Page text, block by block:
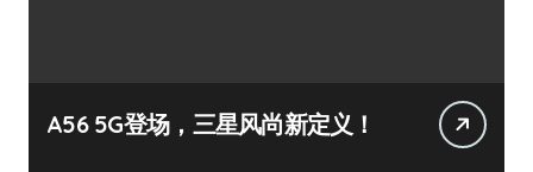
A56 5G登场，三星风尚新定义！